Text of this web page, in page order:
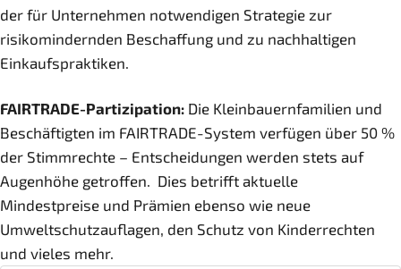
der für Unternehmen notwendigen Strategie zur
risikomindernden Beschaffung und zu nachhaltigen
Einkaufspraktiken.
FAIRTRADE-Partizipation: Die Kleinbauernfamilien und
Beschäftigten im FAIRTRADE-System verfügen über 50 %
der Stimmrechte – Entscheidungen werden stets auf
Augenhöhe getroffen. Dies betrifft aktuelle
Mindestpreise und Prämien ebenso wie neue
Umweltschutzauflagen, den Schutz von Kinderrechten
und vieles mehr.